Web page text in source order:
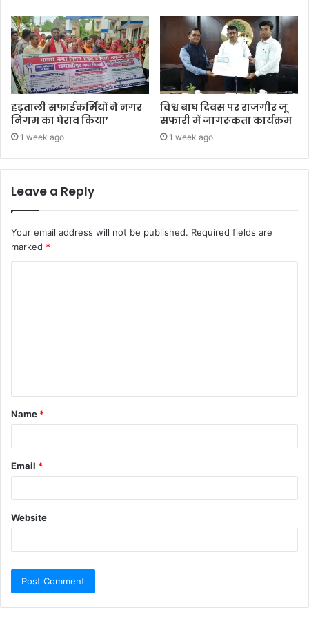
हड़ताली सफाईकर्मियों ने नगर
निगम का घेराव किया’
1 week ago
विश्व बाघ दिवस पर राजगीर जू
सफारी में जागरूकता कार्यक्रम
1 week ago
Leave a Reply
Your email address will not be published. Required fields are
marked *
Name *
Email *
Website